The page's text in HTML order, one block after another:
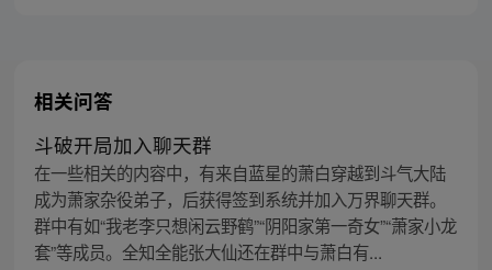
相关问答
斗破开局加入聊天群
在一些相关的内容中，有来自蓝星的萧白穿越到斗气大陆
成为萧家杂役弟子，后获得签到系统并加入万界聊天群。
群中有如“我老李只想闲云野鹤”“阴阳家第一奇女”“萧家小龙
套”等成员。全知全能张大仙还在群中与萧白有...